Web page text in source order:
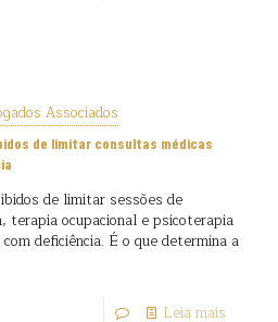
Associados
de limitar consultas médicas
de limitar sessões de
terapia ocupacional e psicoterapia
deficiência. É o que determina a
Leia mais